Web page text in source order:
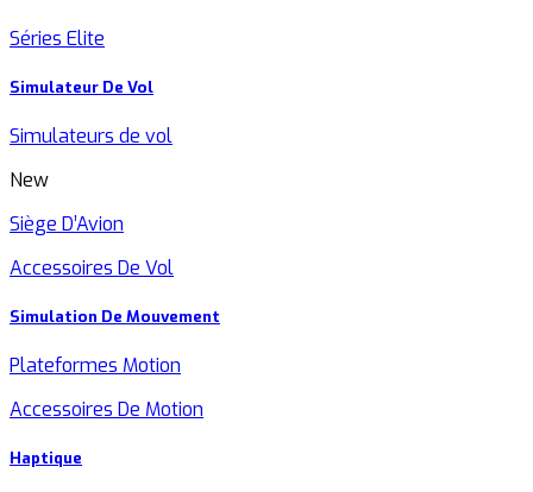
Séries Elite
Simulateur De Vol
Simulateurs de vol
New
Siège D’Avion
Accessoires De Vol
Simulation De Mouvement
Plateformes Motion
Accessoires De Motion
Haptique